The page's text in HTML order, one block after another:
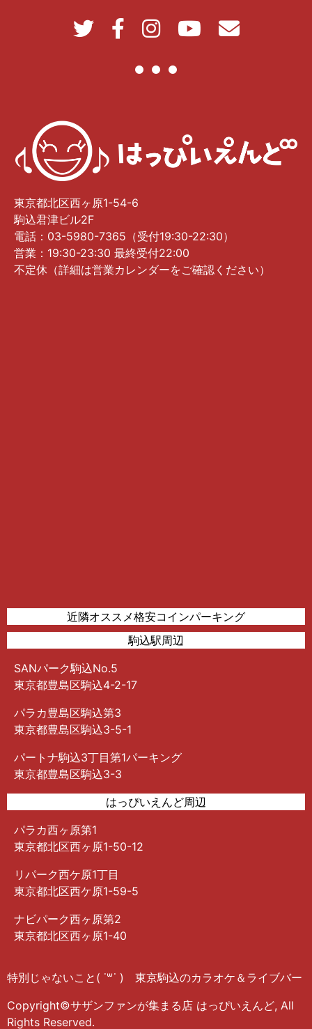
東京都北区西ヶ原1-54-6
駒込君津ビル2F
電話：03-5980-7365（受付19:30-22:30）
営業：19:30-23:30 最終受付22:00
不定休（詳細は営業カレンダーをご確認ください）
近隣オススメ格安コインパーキング
駒込駅周辺
SANパーク駒込No.5
東京都豊島区駒込4-2-17
パラカ豊島区駒込第3
東京都豊島区駒込3-5-1
パートナ駒込3丁目第1パーキング
東京都豊島区駒込3-3
はっぴいえんど周辺
パラカ西ヶ原第1
東京都北区西ヶ原1-50-12
リパーク西ケ原1丁目
東京都北区西ケ原1-59-5
ナビパーク西ヶ原第2
東京都北区西ヶ原1-40
特別じゃないこと( ˙꒳​˙ ) 東京駒込のカラオケ＆ライブバー
Copyright©サザンファンが集まる店 はっぴいえんど, All
Rights Reserved.